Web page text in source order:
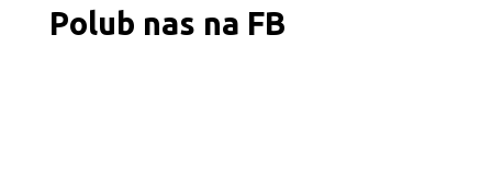
Polub nas na FB